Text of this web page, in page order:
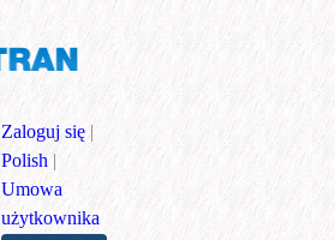
Zaloguj się |
Polish |
Umowa
użytkownika